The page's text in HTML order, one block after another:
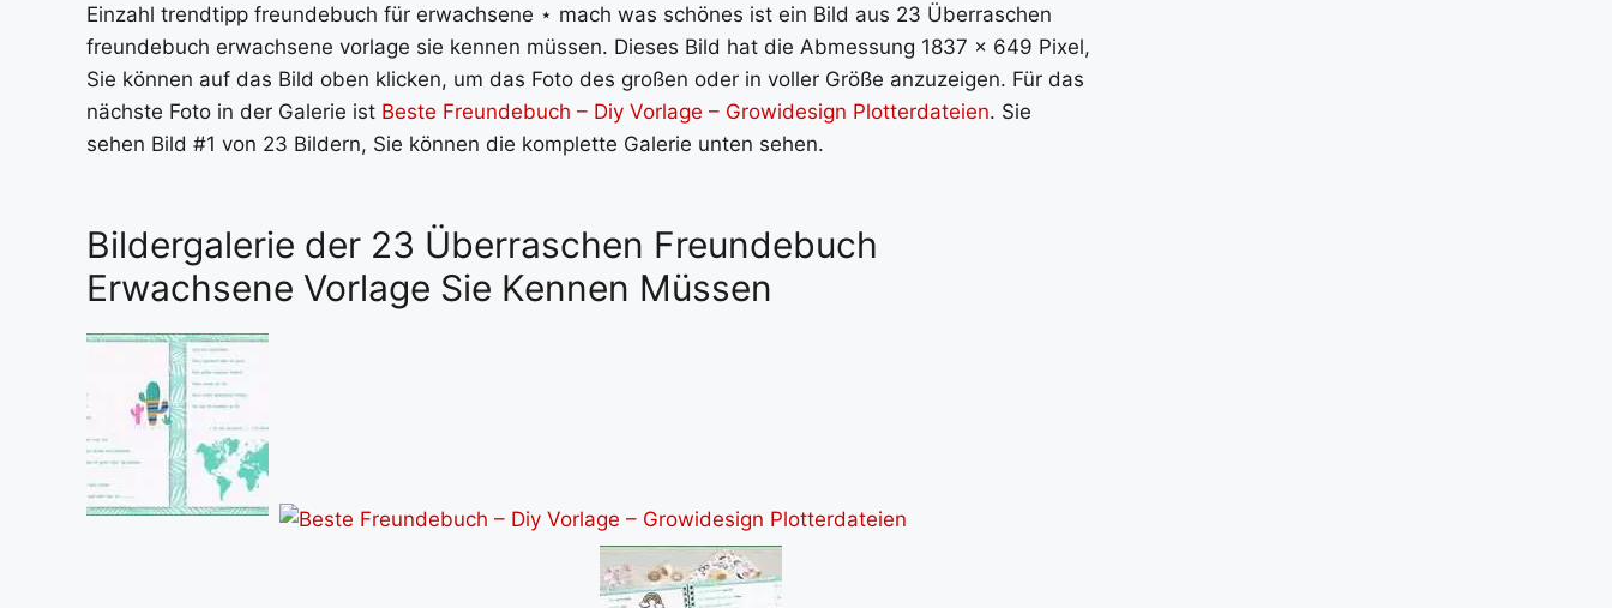
Einzahl trendtipp freundebuch für erwachsene ⋆ mach was schönes ist ein Bild aus 23 Überraschen
freundebuch erwachsene vorlage sie kennen müssen. Dieses Bild hat die Abmessung 1837 x 649 Pixel,
Sie können auf das Bild oben klicken, um das Foto des großen oder in voller Größe anzuzeigen. Für das
nächste Foto in der Galerie ist Beste Freundebuch – Diy Vorlage – Growidesign Plotterdateien. Sie
sehen Bild #1 von 23 Bildern, Sie können die komplette Galerie unten sehen.
Bildergalerie der 23 Überraschen Freundebuch
Erwachsene Vorlage Sie Kennen Müssen